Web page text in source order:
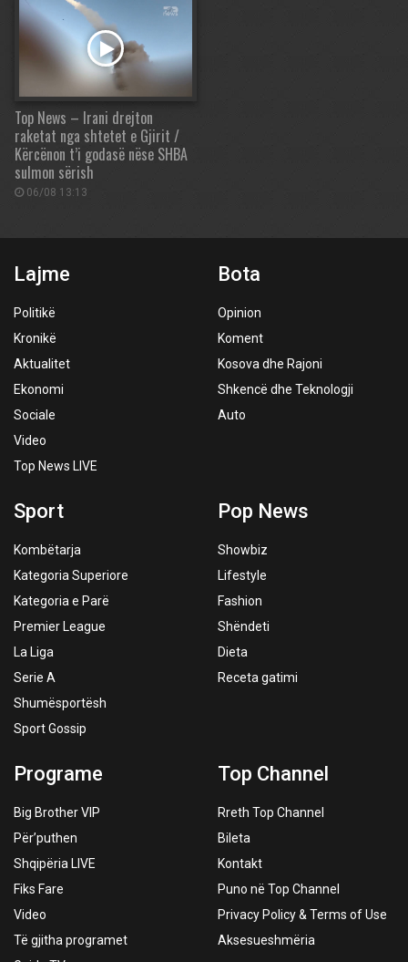
Top News – Irani drejton
raketat nga shtetet e Gjirit /
Kërcënon t’i godasë nëse SHBA
sulmon sërish
06/08 13:13
Lajme
Politikë
Kronikë
Aktualitet
Ekonomi
Sociale
Video
Top News LIVE
Bota
Opinion
Koment
Kosova dhe Rajoni
Shkencë dhe Teknologji
Auto
Sport
Kombëtarja
Kategoria Superiore
Kategoria e Parë
Premier League
La Liga
Serie A
Shumësportësh
Sport Gossip
Pop News
Showbiz
Lifestyle
Fashion
Shëndeti
Dieta
Receta gatimi
Programe
Big Brother VIP
Për’puthen
Shqipëria LIVE
Fiks Fare
Video
Të gjitha programet
Top Channel
Rreth Top Channel
Bileta
Kontakt
Puno në Top Channel
Privacy Policy & Terms of Use
Aksesueshmëria